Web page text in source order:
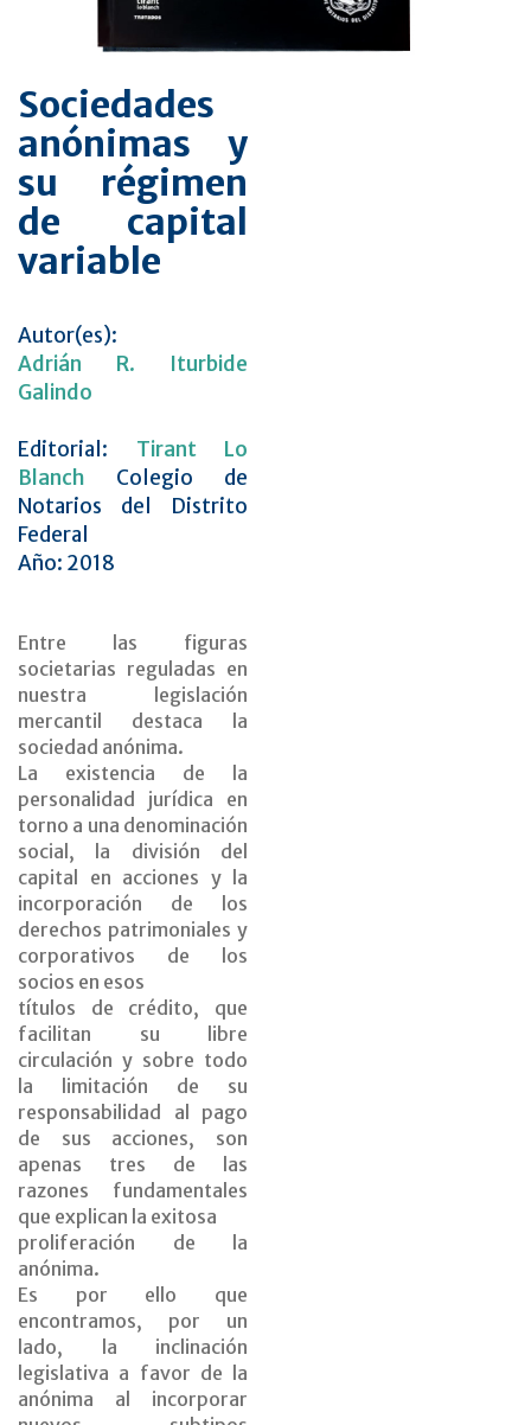
Sociedades
anónimas y
su régimen
de capital
variable
Autor(es):
Adrián R. Iturbide
Galindo
Editorial: Tirant Lo
Blanch Colegio de
Notarios del Distrito
Federal
Año: 2018
Entre las figuras
societarias reguladas en
nuestra legislación
mercantil destaca la
sociedad anónima.
La existencia de la
personalidad jurídica en
torno a una denominación
social, la división del
capital en acciones y la
incorporación de los
derechos patrimoniales y
corporativos de los
socios en esos
títulos de crédito, que
facilitan su libre
circulación y sobre todo
la limitación de su
responsabilidad al pago
de sus acciones, son
apenas tres de las
razones fundamentales
que explican la exitosa
proliferación de la
anónima.
Es por ello que
encontramos, por un
lado, la inclinación
legislativa a favor de la
anónima al incorporar